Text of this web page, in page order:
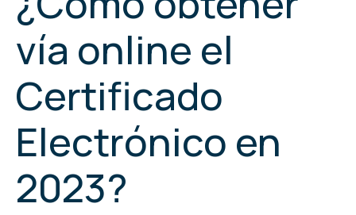
vía online el
Certificado
Electrónico en
2023?